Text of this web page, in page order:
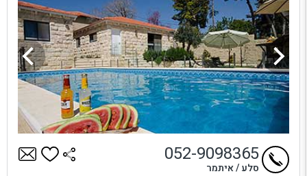
052-9098365
סלע / איתמר